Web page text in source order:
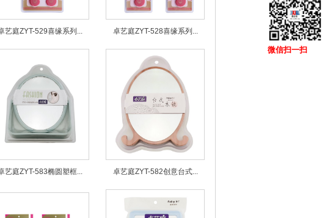
微信扫一扫
艺庭ZYT-529喜缘系列... 卓艺庭ZYT-528喜缘系列...
艺庭ZYT-583椭圆塑框... 卓艺庭ZYT-582创意台式...